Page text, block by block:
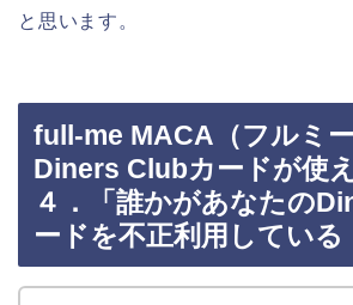
と思います。
full-me MACA（フルミ
Diners Clubカードが使
４．「誰かがあなたの
ードを不正利用している